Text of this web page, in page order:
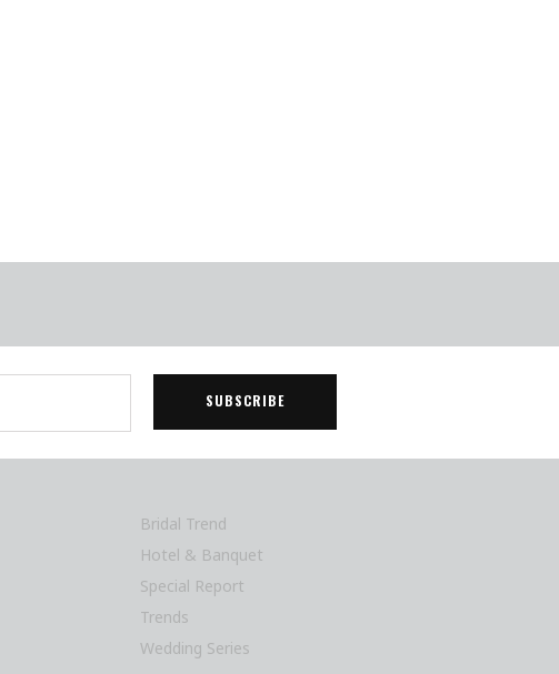
Bridal Trend
Hotel & Banquet
Special Report
Trends
Wedding Series